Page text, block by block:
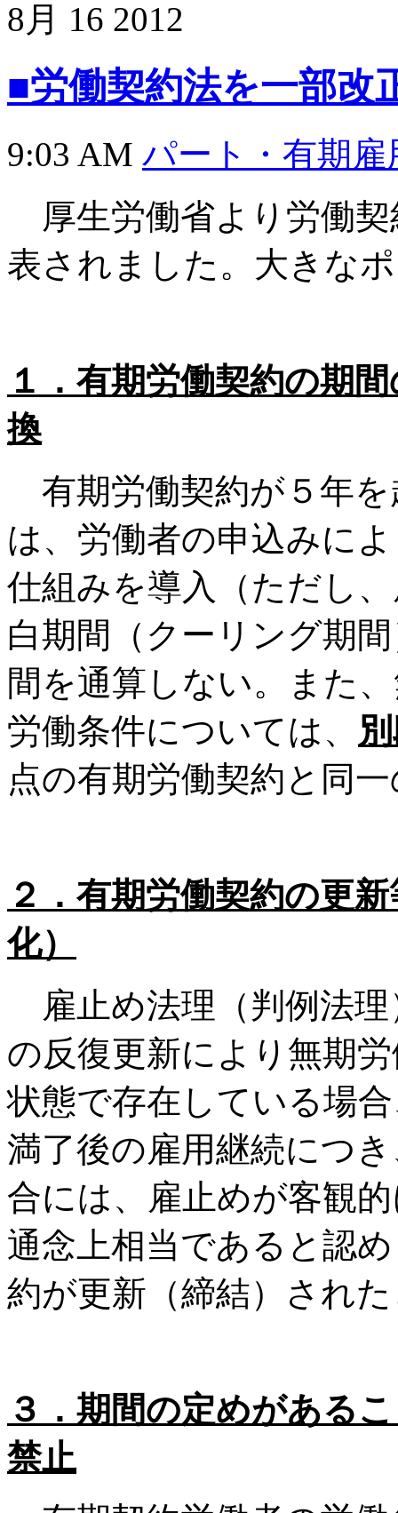
8月 16 2012
■労働契約法を一部改
9:03 AM パート・有期雇
厚生労働省より労働
表されました。大きな
１． 有期労働契約の期
換
有期労働契約が５年
は、労働者の申込みに
仕組みを導入（ただし
白期間（クーリング期
間を通算しない。また
労働条件については、
点の有期労働契約と同
２． 有期労働契約の更
化）
雇止め法理（判例法理
の反復更新により無期
状態で存在している場
満了後の雇用継続につ
合には、雇止めが客観
通念上相当であると認
約が更新（締結）され
３． 期間の定めがある
禁止